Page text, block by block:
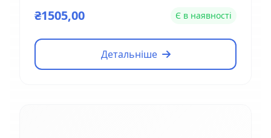
₴1505,00 Є в наявності
Детальніше